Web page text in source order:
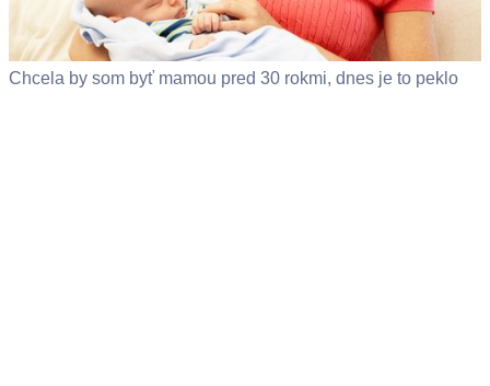
Chcela by som byť mamou pred 30 rokmi, dnes je to peklo